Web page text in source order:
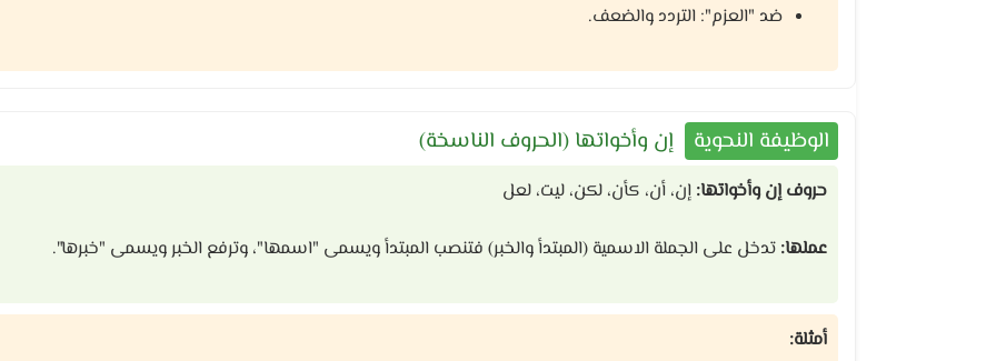
ضد "العزم": التردد والضعف.
الوظيفة النحوية إن وأخواتها (الحروف الناسخة)
حروف إن وأخواتها: إن، أن، كأن، لكن، ليت، لعل
عملها: تدخل على الجملة الاسمية (المبتدأ والخبر) فتنصب المبتدأ ويسمى "اسمها"، وترفع الخبر ويسمى "خبرها".
أمثلة: